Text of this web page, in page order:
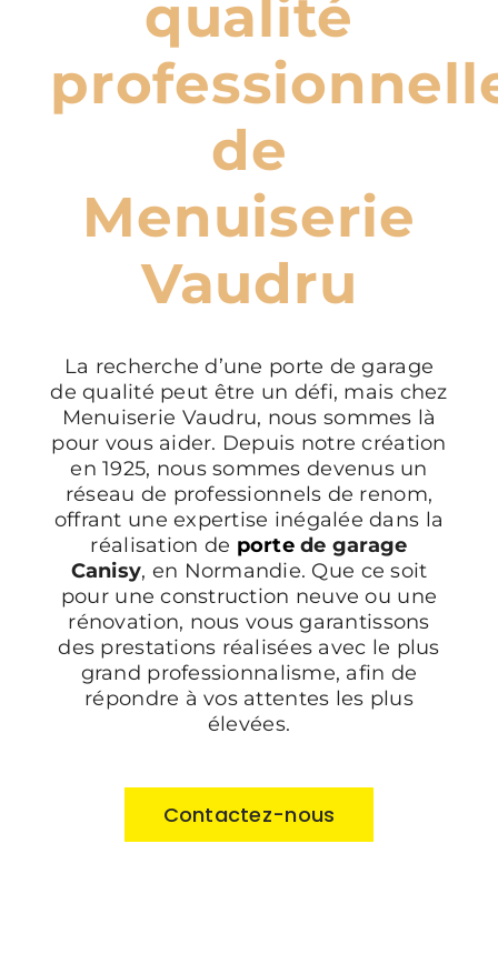
qualité
de
Menuiserie
Vaudru
La recherche d’une porte de garage
de qualité peut être un défi, mais chez
Menuiserie Vaudru, nous sommes là
pour vous aider. Depuis notre création
en 1925, nous sommes devenus un
réseau de professionnels de renom,
offrant une expertise inégalée dans la
réalisation de portede garage
Canisy, en Normandie. Que ce soit
pour une construction neuve ou une
rénovation, nous vous garantissons
des prestations réalisées avec le plus
grand professionnalisme, afin de
répondre à vos attentes les plus
élevées.
Contactez-nous